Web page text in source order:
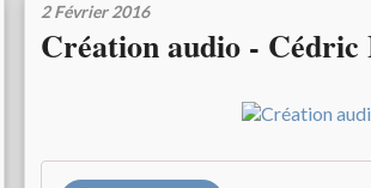
2 Février 2016
Création audio - Cédric